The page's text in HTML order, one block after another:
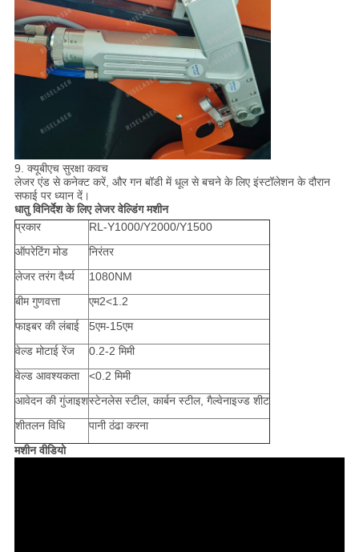
9. क्यूबीएच सुरक्षा कवच
लेजर एंड से कनेक्ट करें, और गन बॉडी में धूल से बचने के लिए इंस्टॉलेशन के दौरान
सफाई पर ध्यान दें।
धातु विनिर्देश के लिए लेजर वेल्डिंग मशीन
प्रकार
RL-Y1000/Y2000/Y1500
ऑपरेटिंग मोड
निरंतर
लेजर तरंग दैर्ध्य
1080NM
बीम गुणवत्ता
एम2<1.2
फाइबर की लंबाई
5एम-15एम
वेल्ड मोटाई रेंज
0.2-2 मिमी
वेल्ड आवश्यकता
<0.2 मिमी
आवेदन की गुंजाइशस्टेनलेस स्टील, कार्बन स्टील, गैल्वेनाइज्ड शीट
शीतलन विधि
पानी ठंढा करना
मशीन वीडियो